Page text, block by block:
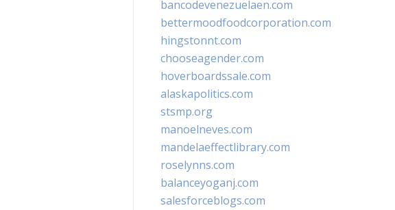
bancodevenezuelaen.com
bettermoodfoodcorporation.com
hingstonnt.com
chooseagender.com
hoverboardssale.com
alaskapolitics.com
stsmp.org
manoelneves.com
mandelaeffectlibrary.com
roselynns.com
balanceyoganj.com
salesforceblogs.com